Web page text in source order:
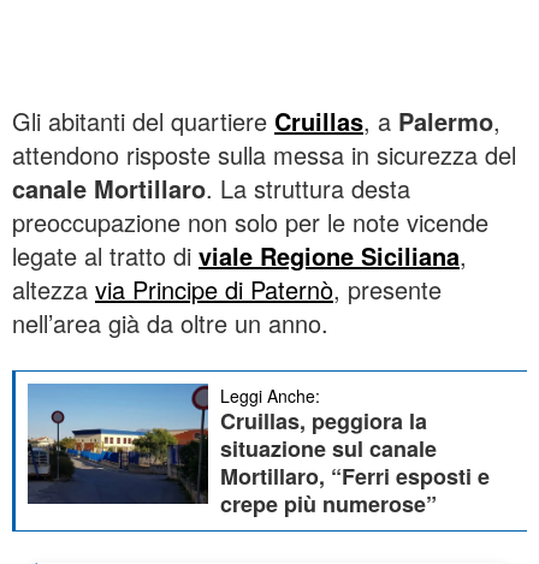
Gli abitanti del quartiere Cruillas, a Palermo,
attendono risposte sulla messa in sicurezza del
canale Mortillaro. La struttura desta
preoccupazione non solo per le note vicende
legate al tratto di viale Regione Siciliana,
altezza via Principe di Paternò, presente
nell’area già da oltre un anno.
Leggi Anche:
Cruillas, peggiora la
situazione sul canale
Mortillaro, “Ferri esposti e
crepe più numerose”